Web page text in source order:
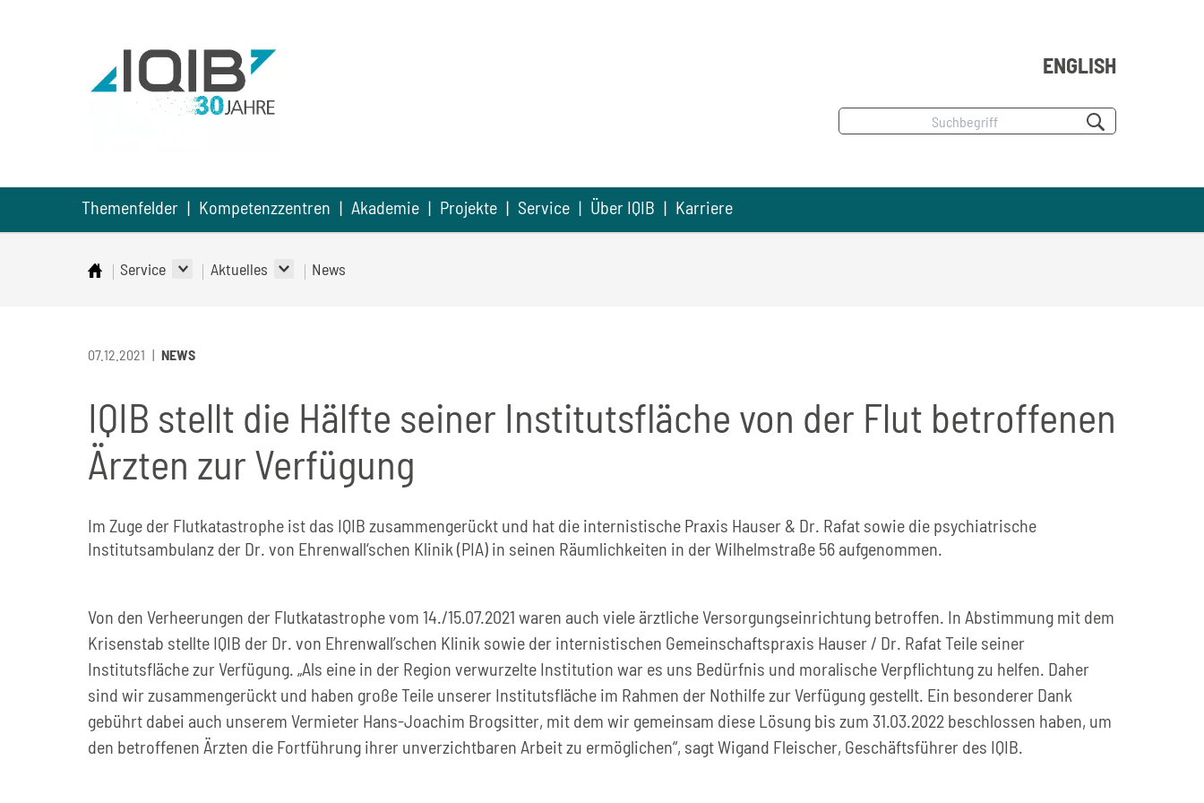
(Eingabetaste)
(Eingabetaste)
(Eingabetaste)
ENGLISH
Themenfelder Kompetenzzentren Akademie Projekte Service Über IQIB Karriere
Startseite
Service Aktuelles News
07.12.2021 NEWS
IQIB stellt die Hälfte seiner Institutsfläche von der Flut betroffenen
Ärzten zur Verfügung
Im Zuge der Flutkatastrophe ist das IQIB zusammengerückt und hat die internistische Praxis Hauser & Dr. Rafat sowie die psychiatrische
Institutsambulanz der Dr. von Ehrenwall‘schen Klinik (PIA) in seinen Räumlichkeiten in der Wilhelmstraße 56 aufgenommen.
Von den Verheerungen der Flutkatastrophe vom 14./15.07.2021 waren auch viele ärztliche Versorgungseinrichtung betroffen. In Abstimmung mit dem
Krisenstab stellte IQIB der Dr. von Ehrenwall’schen Klinik sowie der internistischen Gemeinschaftspraxis Hauser / Dr. Rafat Teile seiner
Institutsfläche zur Verfügung. „Als eine in der Region verwurzelte Institution war es uns Bedürfnis und moralische Verpflichtung zu helfen. Daher
sind wir zusammengerückt und haben große Teile unserer Institutsfläche im Rahmen der Nothilfe zur Verfügung gestellt. Ein besonderer Dank
gebührt dabei auch unserem Vermieter Hans-Joachim Brogsitter, mit dem wir gemeinsam diese Lösung bis zum 31.03.2022 beschlossen haben, um
den betroffenen Ärzten die Fortführung ihrer unverzichtbaren Arbeit zu ermöglichen“, sagt Wigand Fleischer, Geschäftsführer des IQIB.